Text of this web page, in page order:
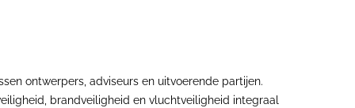
ontwerpers, adviseurs en uitvoerende partijen.
brandveiligheid en vluchtveiligheid integraal